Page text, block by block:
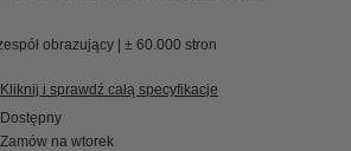
obrazujący ± 60.000 stron
Kliknij i sprawdź całą specyfikacje
Dostępny
Zamów na wtorek